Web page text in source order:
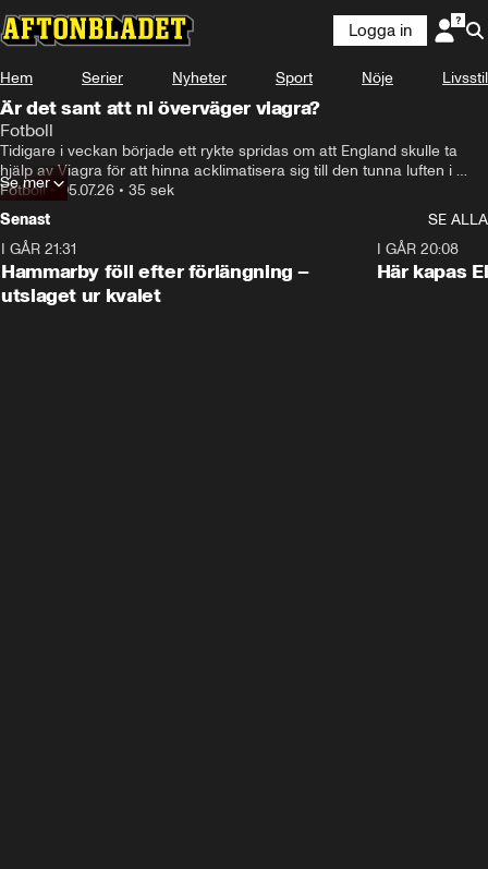
Logga in
Hem Serier Nyheter Sport Nöje Livsstil
Är det sant att ni överväger viagra?
Fotboll
Tidigare i veckan började ett rykte spridas om att England skulle ta
hjälp av Viagra för att hinna acklimatisera sig till den tunna luften i
Mexico City inför VM-åttondelen. Nu förbundskapten svarat på ryktet.
Fotboll•05.07.26 • 35 sek
Se mer
Senast
SE ALLA
I GÅR 21:31
Hammarby föll efter förlängning –
utslaget ur kvalet
I GÅR 20:08
Här kapas